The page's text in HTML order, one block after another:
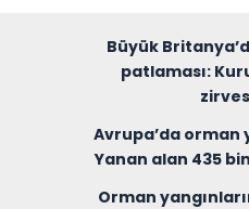
Büyük
patlaması:
Avrupa’da orman
Yanan alan 435
Orman